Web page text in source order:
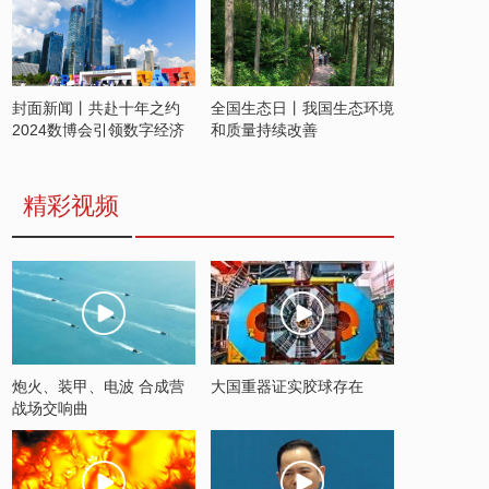
封面新闻丨共赴十年之约
2024数博会引领数字经济
全国生态日丨我国生态环境
和质量持续改善
精彩视频
炮火、装甲、电波 合成营
战场交响曲
大国重器证实胶球存在